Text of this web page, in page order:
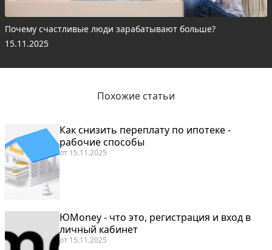
Почему счастливые люди зарабатывают больше?
15.11.2025
Похожие статьи
Как снизить переплату по ипотеке -
рабочие способы
от 15.11.2025
ЮMoney - что это, регистрация и вход в
личный кабинет
от 15.11.2025